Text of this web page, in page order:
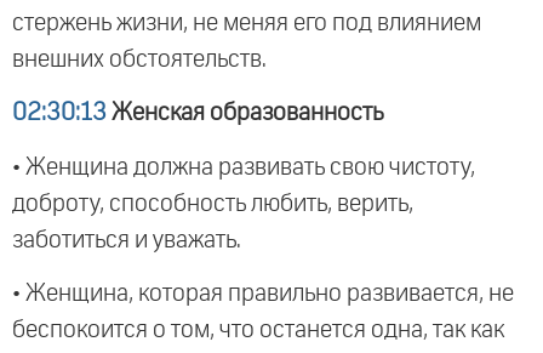
стержень жизни, не меняя его под влиянием
внешних обстоятельств.
02:30:13 Женская образованность
• Женщина должна развивать свою чистоту,
доброту, способность любить, верить,
заботиться и уважать.
• Женщина, которая правильно развивается, не
беспокоится о том, что останется одна, так как